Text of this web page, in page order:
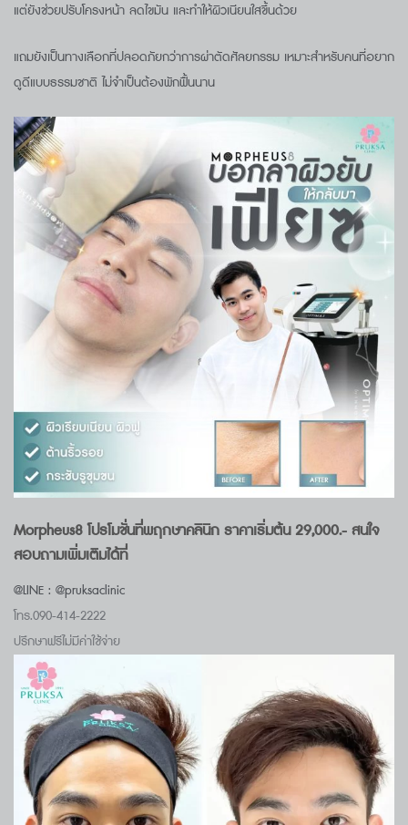
แต่ยังช่วยปรับโครงหน้า ลดไขมัน และทำให้ผิวเนียนใสขึ้นด้วย
แถมยังเป็นทางเลือกที่ปลอดภัยกว่าการผ่าตัดศัลยกรรม เหมาะสำหรับคนที่อยาก
ดูดีแบบธรรมชาติ ไม่จำเป็นต้องพักฟื้นนาน
Morpheus8 โปรโมชั่นที่พฤกษาคลินิก ราคาเริ่มต้น 29,000.- สนใจ
สอบถามเพิ่มเติมได้ที่
@LINE : @pruksaclinic
โทร.090-414-2222
ปรึกษาฟรีไม่มีค่าใช้จ่าย